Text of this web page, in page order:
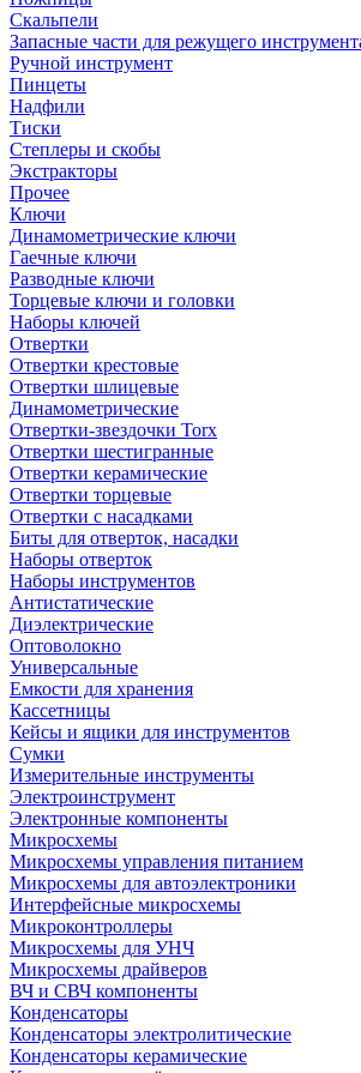
Скальпели
Запасные части для режущего
Ручной инструмент
Пинцеты
Надфили
Тиски
Степлеры и скобы
Экстракторы
Прочее
Ключи
Динамометрические ключи
Гаечные ключи
Разводные ключи
Торцевые ключи и головки
Наборы ключей
Отвертки
Отвертки крестовые
Отвертки шлицевые
Динамометрические
Отвертки-звездочки Torx
Отвертки шестигранные
Отвертки керамические
Отвертки торцевые
Отвертки с насадками
Биты для отверток, насадки
Наборы отверток
Наборы инструментов
Антистатические
Диэлектрические
Оптоволокно
Универсальные
Емкости для хранения
Кассетницы
Кейсы и ящики для инструментов
Сумки
Измерительные инструменты
Электроинструмент
Электронные компоненты
Микросхемы
Микросхемы управления питанием
Микросхемы для автоэлектроники
Интерфейсные микросхемы
Микроконтроллеры
Микросхемы для УНЧ
Микросхемы драйверов
ВЧ и СВЧ компоненты
Конденсаторы
Конденсаторы электролитические
Конденсаторы керамические